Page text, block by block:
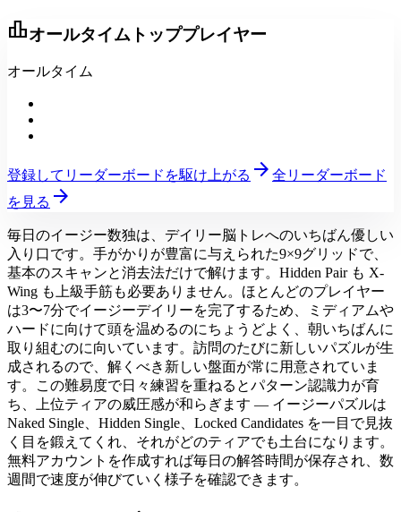
leaderboardオールタイムトッププレイヤー
オールタイム
登録してリーダーボードを駆け上がる arrow_forward 全リーダーボード
を見る arrow_forward
毎日のイージー数独は、デイリー脳トレへのいちばん優しい
入り口です。手がかりが豊富に与えられた9×9グリッドで、
基本のスキャンと消去法だけで解けます。Hidden Pair も X-
Wing も上級手筋も必要ありません。ほとんどのプレイヤー
は3〜7分でイージーデイリーを完了するため、ミディアムや
ハードに向けて頭を温めるのにちょうどよく、朝いちばんに
取り組むのに向いています。訪問のたびに新しいパズルが生
成されるので、解くべき新しい盤面が常に用意されていま
す。この難易度で日々練習を重ねるとパターン認識力が育
ち、上位ティアの威圧感が和らぎます — イージーパズルは
Naked Single、Hidden Single、Locked Candidates を一目で見抜
く目を鍛えてくれ、それがどのティアでも土台になります。
無料アカウントを作成すれば毎日の解答時間が保存され、数
週間で速度が伸びていく様子を確認できます。